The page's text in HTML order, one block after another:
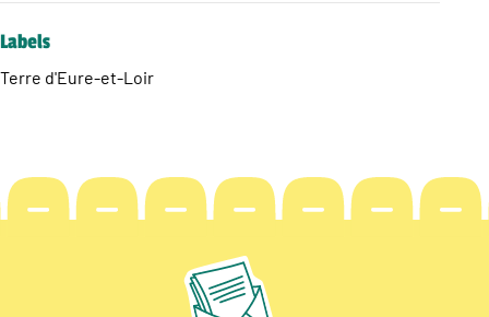
Labels
Terre d'Eure-et-Loir